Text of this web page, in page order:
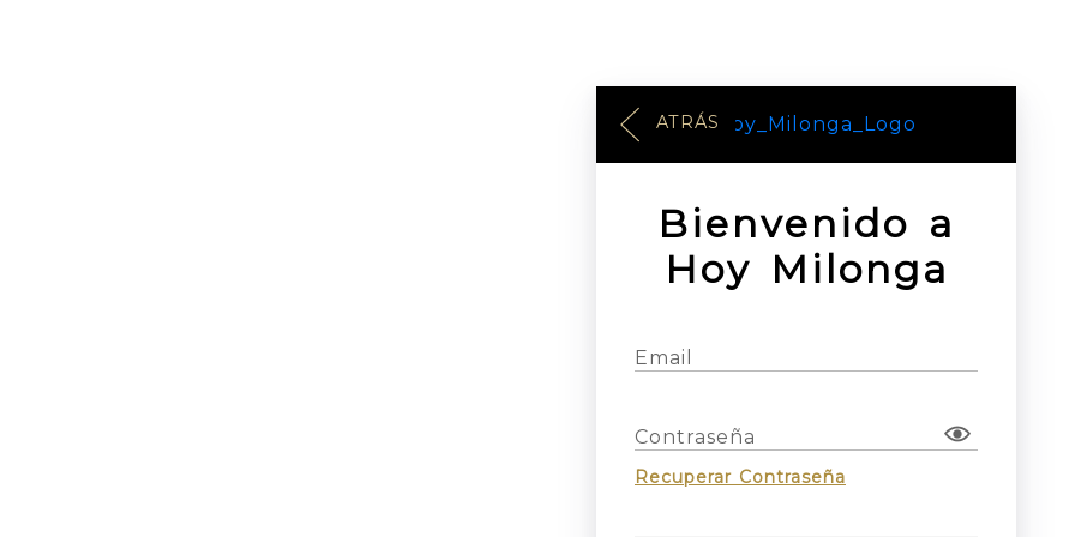
ATRÁS
Bienvenido a
Hoy Milonga
Email
Contraseña
Recuperar Contraseña